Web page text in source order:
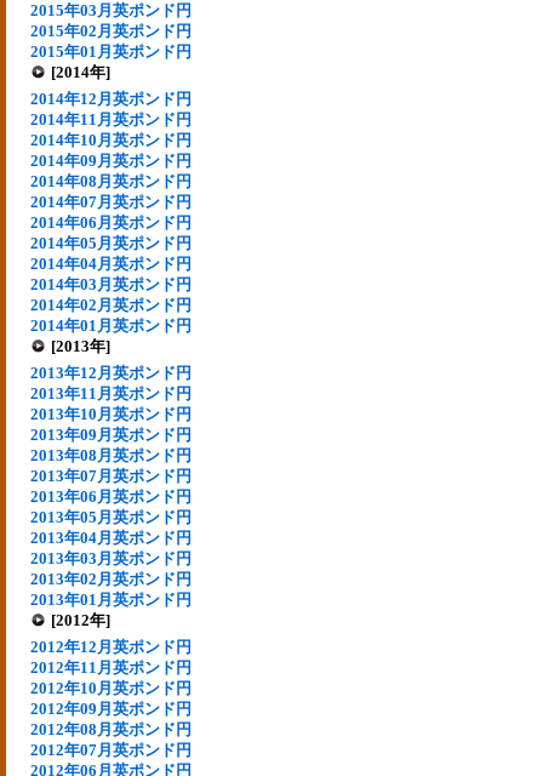
2015年03月英ポンド円
2015年02月英ポンド円
2015年01月英ポンド円
[2014年]
2014年12月英ポンド円
2014年11月英ポンド円
2014年10月英ポンド円
2014年09月英ポンド円
2014年08月英ポンド円
2014年07月英ポンド円
2014年06月英ポンド円
2014年05月英ポンド円
2014年04月英ポンド円
2014年03月英ポンド円
2014年02月英ポンド円
2014年01月英ポンド円
[2013年]
2013年12月英ポンド円
2013年11月英ポンド円
2013年10月英ポンド円
2013年09月英ポンド円
2013年08月英ポンド円
2013年07月英ポンド円
2013年06月英ポンド円
2013年05月英ポンド円
2013年04月英ポンド円
2013年03月英ポンド円
2013年02月英ポンド円
2013年01月英ポンド円
[2012年]
2012年12月英ポンド円
2012年11月英ポンド円
2012年10月英ポンド円
2012年09月英ポンド円
2012年08月英ポンド円
2012年07月英ポンド円
2012年06月英ポンド円